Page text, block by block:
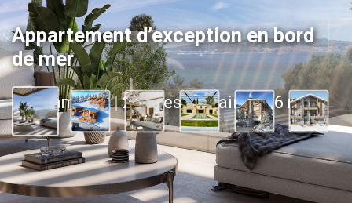
Appartement d’exception en bord
de mer
3 chambres | 2 salles de bain | 106 m2